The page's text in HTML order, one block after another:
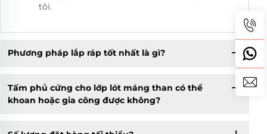
tôi.
Phương pháp lắp ráp tốt nhất là gì?
Tấm phủ cứng cho lớp lót máng than có thể
khoan hoặc gia công được không?